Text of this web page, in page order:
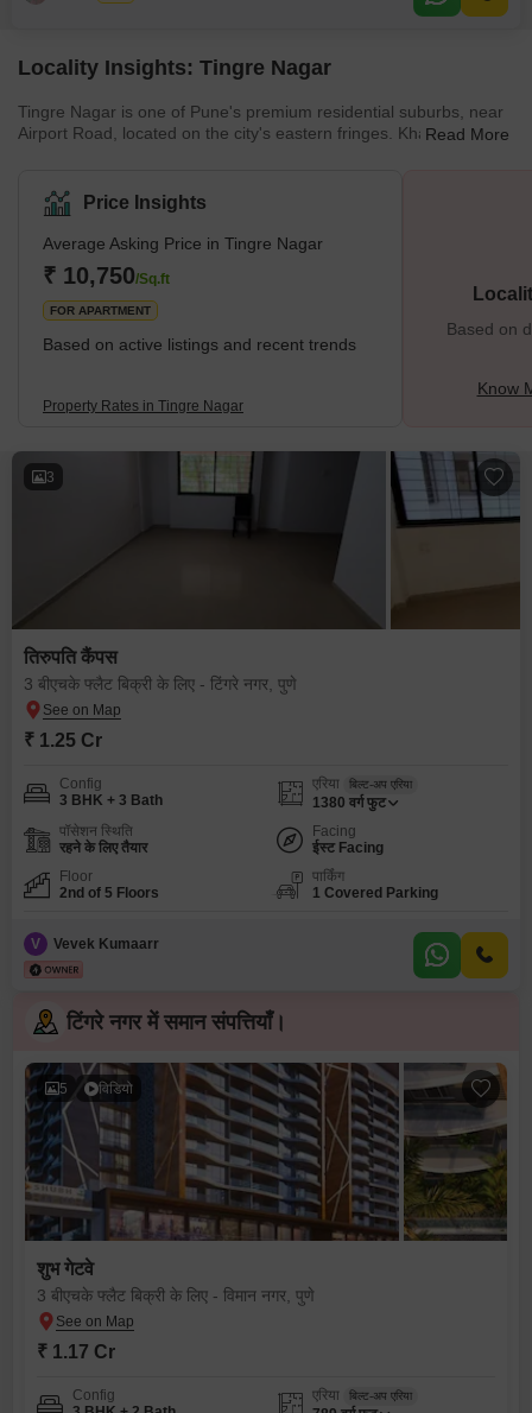
Locality Insights: Tingre Nagar
Tingre Nagar is one of Pune's premium residential suburbs, near
Airport Road, located on the city's eastern fringes. Khadki Bazar,
Park and Pune's international airport have been plus points for
Tingre Nagar, driving a booming real estate market in the area.
The land area of Tingre Nagar is about 1.68 square kilometres.
Read More
Price Insights
Average Asking Price in Tingre Nagar
₹ 10,750/Sq.ft
FOR APARTMENT
Based on active listings and recent trends
Property Rates in Tingre Nagar
Based on
Know
3
तिरुपति कैंपस
3 बीएचके फ्लैट बिक्री के लिए - टिंगरे नगर, पुणे
₹ 1.25 Cr
Config
3 BHK + 3 Bath
एरिया बिल्ट-अप एरिया
1380 वर्ग फुट
पॉसेशन स्थिति
रहने के लिए तैयार
Facing
ईस्ट Facing
Floor
2nd of 5 Floors
पार्किंग
1 Covered Parking
V Vevek Kumaarr
टिंगरे नगर में समान संपत्तियाँ।
5 विडियो
शुभ गेटवे
3 बीएचके फ्लैट बिक्री के लिए - विमान नगर, पुणे
₹ 1.17 Cr
Config
एरिया बिल्ट-अप एरिया